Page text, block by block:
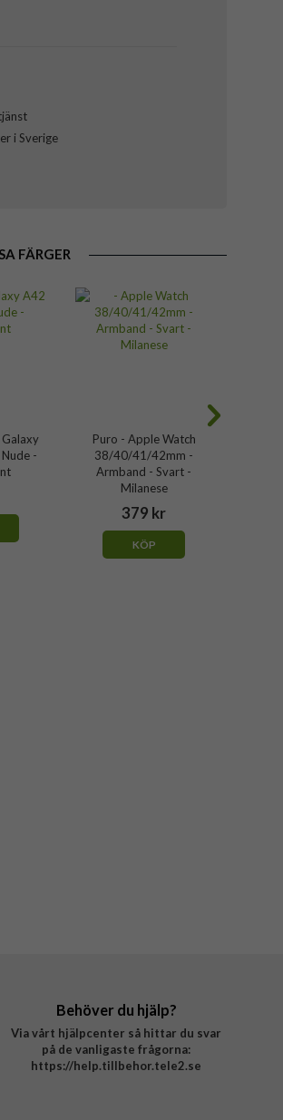
i Sverige
FÄRGER
Galaxy
-
Puro - Apple Watch
38/40/41/42mm -
Armband - Svart -
Milanese
379 kr
KÖP
Behöver du hjälp?
Via vårt hjälpcenter så hittar du svar
på de vanligaste frågorna:
https://help.tillbehor.tele2.se